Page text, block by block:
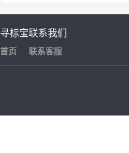
寻标宝
首页
联系我们
联系客服